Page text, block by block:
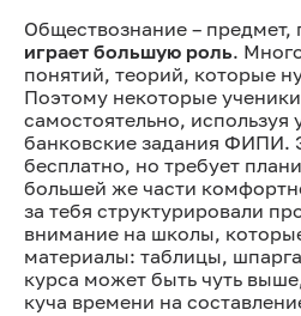
Обществознание – предмет,
играет большую роль.
понятий, теорий, которые
Поэтому некоторые
самостоятельно,
банковские задания ФИПИ.
бесплатно, но требует
большей же части
за тебя структурировали
внимание на школы,
материалы: таблицы,
курса может быть чуть
куча времени на